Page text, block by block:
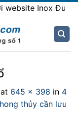
Inox Đương
at 645 × 398 in 4
thủy cần lưu